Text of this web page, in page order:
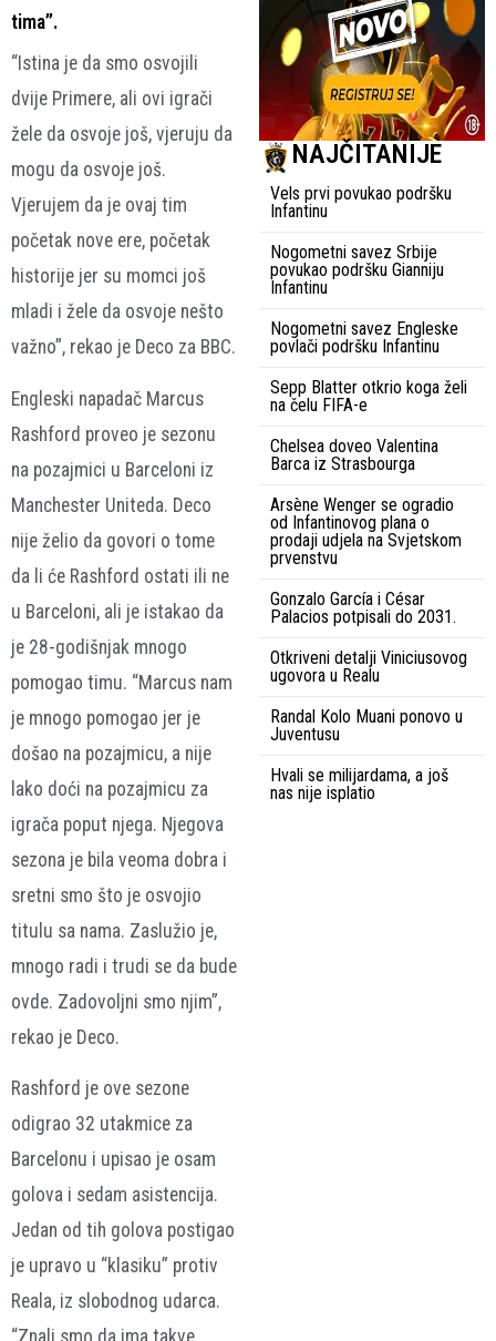
tima”.
“Istina je da smo osvojili
dvije Primere, ali ovi igrači
žele da osvoje još, vjeruju da
mogu da osvoje još.
Vjerujem da je ovaj tim
početak nove ere, početak
historije jer su momci još
mladi i žele da osvoje nešto
važno”, rekao je Deco za BBC.
Engleski napadač Marcus
Rashford proveo je sezonu
na pozajmici u Barceloni iz
Manchester Uniteda. Deco
nije želio da govori o tome
da li će Rashford ostati ili ne
u Barceloni, ali je istakao da
je 28-godišnjak mnogo
pomogao timu. “Marcus nam
je mnogo pomogao jer je
došao na pozajmicu, a nije
lako doći na pozajmicu za
igrača poput njega. Njegova
sezona je bila veoma dobra i
sretni smo što je osvojio
titulu sa nama. Zaslužio je,
mnogo radi i trudi se da bude
ovde. Zadovoljni smo njim”,
rekao je Deco.
Rashford je ove sezone
odigrao 32 utakmice za
Barcelonu i upisao je osam
golova i sedam asistencija.
Jedan od tih golova postigao
je upravo u “klasiku” protiv
Reala, iz slobodnog udarca.
NAJČITANIJE
Vels prvi povukao podršku
Infantinu
Nogometni savez Srbije
povukao podršku Gianniju
Infantinu
Nogometni savez Engleske
povlači podršku Infantinu
Sepp Blatter otkrio koga želi
na čelu FIFA-e
Chelsea doveo Valentina
Barca iz Strasbourga
Arsène Wenger se ogradio
od Infantinovog plana o
prodaji udjela na Svjetskom
prvenstvu
Gonzalo García i César
Palacios potpisali do 2031.
Otkriveni detalji Viniciusovog
ugovora u Realu
Randal Kolo Muani ponovo u
Juventusu
Hvali se milijardama, a još
nas nije isplatio